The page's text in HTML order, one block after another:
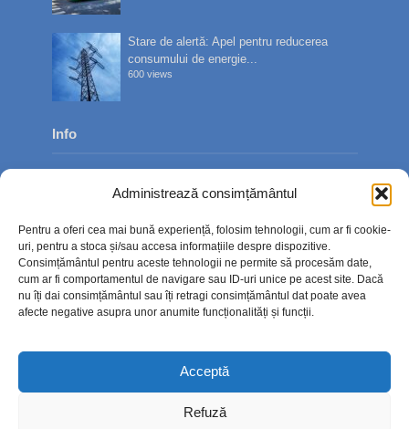
Administrează consimțământul
Pentru a oferi cea mai bună experiență, folosim tehnologii, cum ar fi cookie-
uri, pentru a stoca și/sau accesa informațiile despre dispozitive.
Consimțământul pentru aceste tehnologii ne permite să procesăm date,
cum ar fi comportamentul de navigare sau ID-uri unice pe acest site. Dacă
nu îți dai consimțământul sau îți retragi consimțământul dat poate avea
afecte negative asupra unor anumite funcționalități și funcții.
Acceptă
Refuză
Stare de alertă: Apel pentru reducerea
consumului de energie...
600 views
Info
Contact
Politica de confidențialitate
Politică cookie-uri (UE)